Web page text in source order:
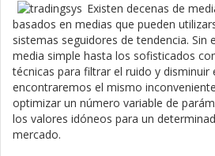
Existen decenas de
basados en medias que pueden
sistemas seguidores de tendencia. Sin
media simple hasta los sofisticados
técnicas para filtrar el ruido y disminuir
encontraremos el mismo
optimizar un número variable de
los valores idóneos para un
mercado.